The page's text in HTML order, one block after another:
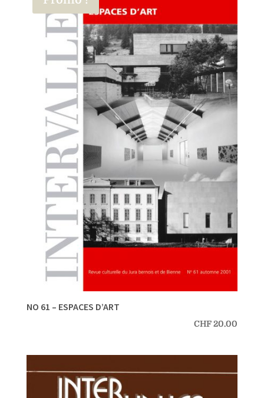
NO 61 – ESPACES D’ART
CHF20.00